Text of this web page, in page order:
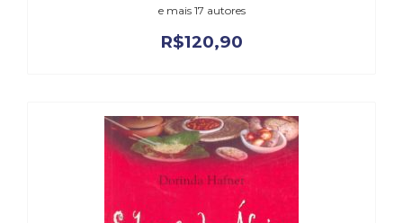
e mais 17 autores
R$120,90